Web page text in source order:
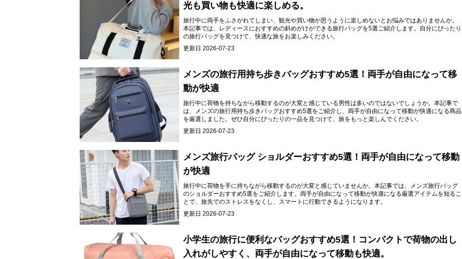
光も買い物も快適に楽しめる。
旅行中に両手をふさがれてしまい、観光や買い物が思うように楽しめないとお悩みではありませんか。
本記事では、レディースにおすすめの斜めがけができる旅行バッグを5選ご紹介します。自分にぴったり
の旅行バッグを見つけて、快適な旅をお楽しみください。
更新日 2026-07-23
メンズの旅行用持ち歩きバッグおすすめ5選！両手が自由になって移
動が快適
旅行中に荷物を持ちながら移動するのが大変と感じている男性は多いのではないでしょうか。本記事で
は、メンズの旅行用持ち歩きバッグおすすめ5選をご紹介し、両手が自由になって移動が快適になる商品
を厳選しました。ぜひ自分にぴったりの一品を見つけて、旅をもっと楽しんでください。
更新日 2026-07-23
メンズ旅行バッグ ショルダーおすすめ5選！両手が自由になって移動
が快適
旅行中に荷物を手に持ちながら移動するのが大変と感じていませんか。本記事では、メンズ旅行バッグ
のショルダーおすすめ5選をご紹介します。両手が自由になって移動が快適になる厳選アイテムを知るこ
とで、旅先でのストレスをなくし、スマートに行動できるようになります。
更新日 2026-07-23
小学生の旅行に便利なバッグおすすめ5選！コンパクトで荷物の出し
入れがしやすく、両手が自由になって移動も快適。